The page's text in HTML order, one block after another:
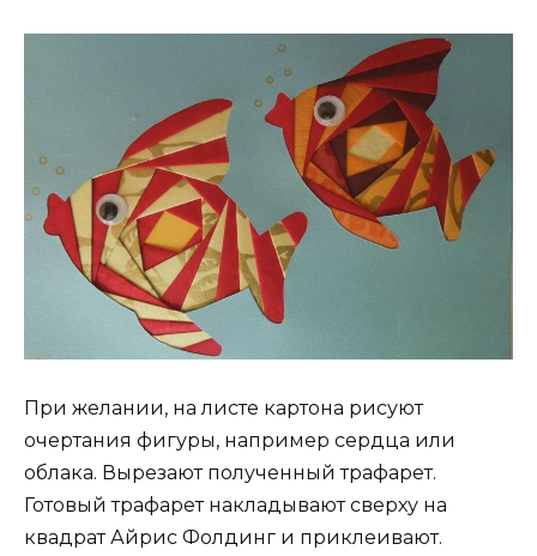
При желании, на листе картона рисуют
очертания фигуры, например сердца или
облака. Вырезают полученный трафарет.
Готовый трафарет накладывают сверху на
квадрат Айрис Фолдинг и приклеивают.